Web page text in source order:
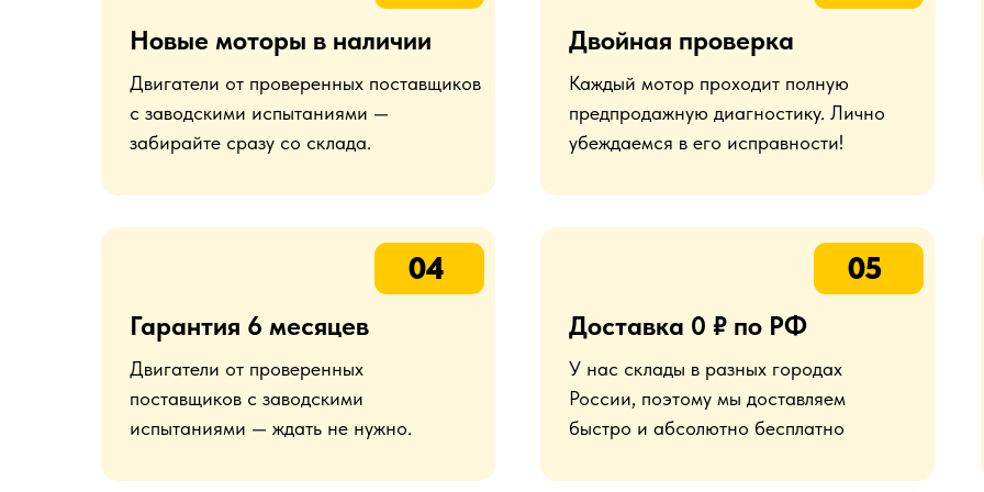
Двигатели от проверенных поставщиков
с заводскими испытаниями —
забирайте сразу со склада.
Новые моторы в наличии
Каждый мотор проходит полную
предпродажную диагностику. Лично
убеждаемся в его исправности!
Двойная проверка
Двигатели от проверенных
поставщиков с заводскими
испытаниями — ждать не нужно.
Гарантия 6 месяцев
04
У нас склады в разных городах
России, поэтому мы доставляем
быстро и абсолютно бесплатно
Доставка 0 ₽ по РФ
05